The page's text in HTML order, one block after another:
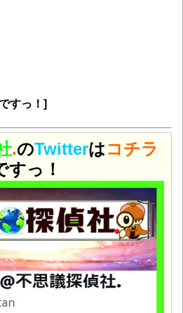
すっ！]
.のTwitterはコチラ
すっ！